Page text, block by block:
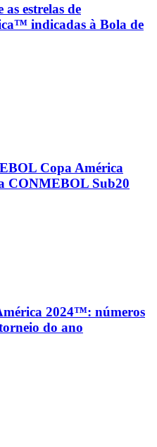
estrelas de
indicadas à Bola de
Copa América
CONMEBOL Sub20
2024™: números
do ano